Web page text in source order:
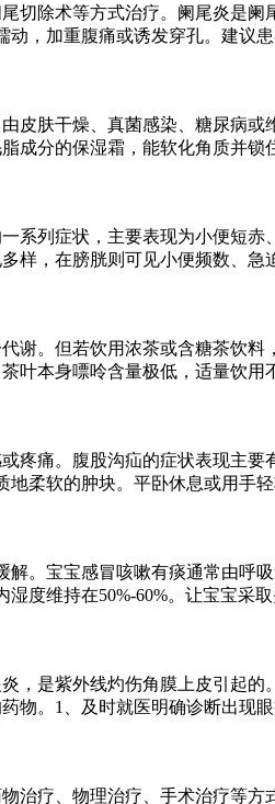
除术等方式治疗。阑尾炎是
，加重腹痛或诱发穿孔。建议
肤干燥、真菌感染、糖尿病
分的保湿霜，能软化角质并
列症状，主要表现为小便短
，在膀胱则可见小便频数、
。但若饮用浓茶或含糖茶饮
本身嘌呤含量极低，适量饮
痛。腹股沟疝的症状表现主
柔软的肿块。平卧休息或用手
。宝宝感冒咳嗽有痰通常由呼
度维持在50%-60%。让宝宝采
是紫外线灼伤角膜上皮引起
。1、及时就医明确诊断出现
疗、物理治疗、手术治疗等